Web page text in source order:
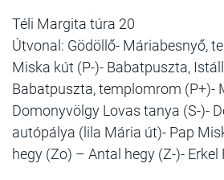
Téli Margita túra 20
Útvonal: Gödöllő- Máriabesnyő,
Miska kút (P-)- Babatpuszta,
Babatpuszta, templomrom (P+)-
Domonyvölgy Lovas tanya (S-)-
autópálya (lila Mária út)- Pap
hegy (Zo) – Antal hegy (Z-)- Erkel